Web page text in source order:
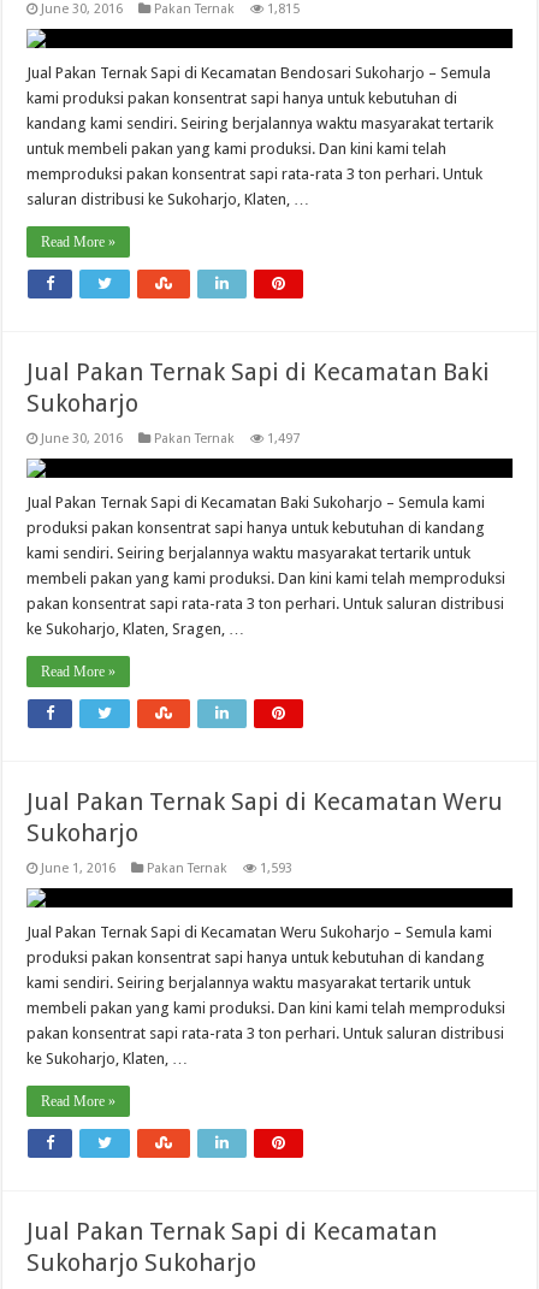
June 30, 2016 Pakan Ternak 1,815
Jual Pakan Ternak Sapi di Kecamatan Bendosari Sukoharjo – Semula
kami produksi pakan konsentrat sapi hanya untuk kebutuhan di
kandang kami sendiri. Seiring berjalannya waktu masyarakat tertarik
untuk membeli pakan yang kami produksi. Dan kini kami telah
memproduksi pakan konsentrat sapi rata-rata 3 ton perhari. Untuk
saluran distribusi ke Sukoharjo, Klaten, …
Read More »
Jual Pakan Ternak Sapi di Kecamatan Baki
Sukoharjo
June 30, 2016 Pakan Ternak 1,497
Jual Pakan Ternak Sapi di Kecamatan Baki Sukoharjo – Semula kami
produksi pakan konsentrat sapi hanya untuk kebutuhan di kandang
kami sendiri. Seiring berjalannya waktu masyarakat tertarik untuk
membeli pakan yang kami produksi. Dan kini kami telah memproduksi
pakan konsentrat sapi rata-rata 3 ton perhari. Untuk saluran distribusi
ke Sukoharjo, Klaten, Sragen, …
Read More »
Jual Pakan Ternak Sapi di Kecamatan Weru
Sukoharjo
June 1, 2016 Pakan Ternak 1,593
Jual Pakan Ternak Sapi di Kecamatan Weru Sukoharjo – Semula kami
produksi pakan konsentrat sapi hanya untuk kebutuhan di kandang
kami sendiri. Seiring berjalannya waktu masyarakat tertarik untuk
membeli pakan yang kami produksi. Dan kini kami telah memproduksi
pakan konsentrat sapi rata-rata 3 ton perhari. Untuk saluran distribusi
ke Sukoharjo, Klaten, …
Read More »
Jual Pakan Ternak Sapi di Kecamatan
Sukoharjo Sukoharjo